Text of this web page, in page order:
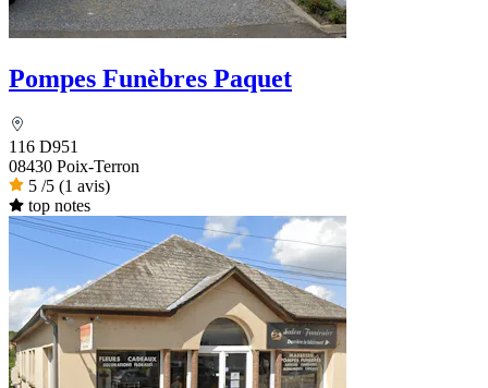
Pompes Funèbres Paquet
116 D951
08430 Poix-Terron
5 /5 (1 avis)
top notes